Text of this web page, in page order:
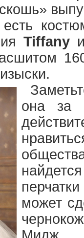
Tiffany
она за
может